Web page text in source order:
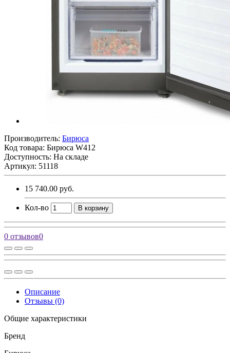
Производитель: Бирюса
Код товара: Бирюса W412
Доступность: На складе
Артикул: 51118
15 740.00 руб.
Кол-во В корзину
0 отзывов0
Описание
Отзывы (0)
Общие характеристики
Бренд